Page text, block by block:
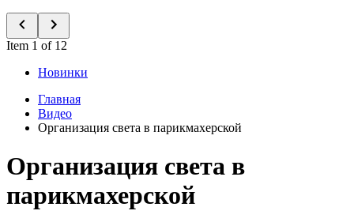
Item 1 of 12
Новинки
Главная
Видео
Организация света в парикмахерской
Организация света в
парикмахерской